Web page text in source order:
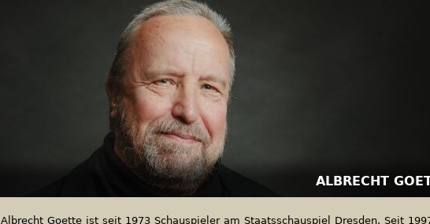
ALBRECHT
Albrecht Goette ist seit 1973 Schauspieler am Staatsschauspiel Dresden. Seit